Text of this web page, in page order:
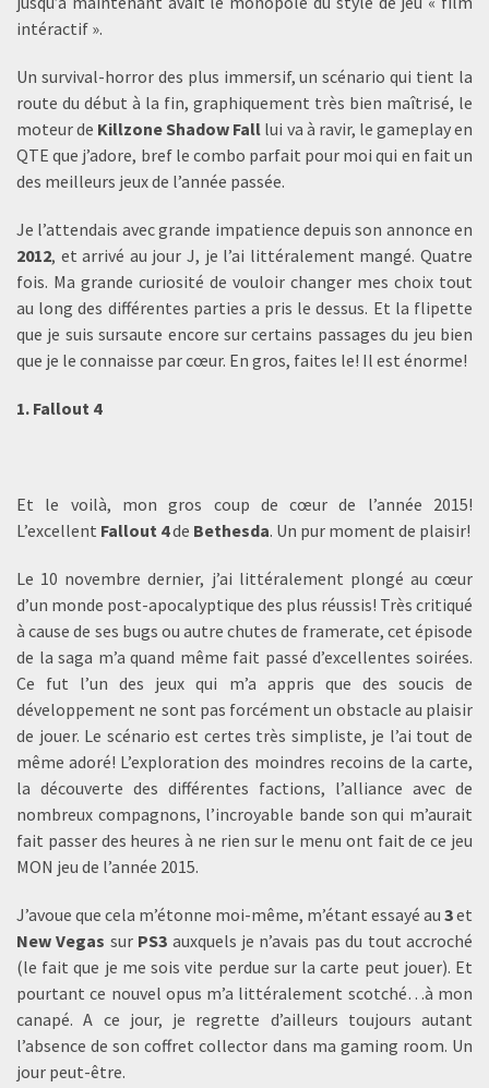
intéractif ».
Un survival-horror des plus immersif, un scénario qui tient la
route du début à la fin, graphiquement très bien maîtrisé, le
moteur de Killzone Shadow Fall lui va à ravir, le gameplay en
QTE que j’adore, bref le combo parfait pour moi qui en fait un
des meilleurs jeux de l’année passée.
Je l’attendais avec grande impatience depuis son annonce en
2012, et arrivé au jour J, je l’ai littéralement mangé. Quatre
fois. Ma grande curiosité de vouloir changer mes choix tout
au long des différentes parties a pris le dessus. Et la flipette
que je suis sursaute encore sur certains passages du jeu bien
que je le connaisse par cœur. En gros, faites le! Il est énorme!
1. Fallout 4
Et le voilà, mon gros coup de cœur de l’année 2015!
L’excellent Fallout 4de Bethesda. Un pur moment de plaisir!
Le 10 novembre dernier, j’ai littéralement plongé au cœur
d’un monde post-apocalyptique des plus réussis! Très critiqué
à cause de ses bugs ou autre chutes de framerate, cet épisode
de la saga m’a quand même fait passé d’excellentes soirées.
Ce fut l’un des jeux qui m’a appris que des soucis de
développement ne sont pas forcément un obstacle au plaisir
de jouer. Le scénario est certes très simpliste, je l’ai tout de
même adoré! L’exploration des moindres recoins de la carte,
la découverte des différentes factions, l’alliance avec de
nombreux compagnons, l’incroyable bande son qui m’aurait
fait passer des heures à ne rien sur le menu ont fait de ce jeu
MON jeu de l’année 2015.
J’avoue que cela m’étonne moi-même, m’étant essayé au 3et
New Vegas sur PS3 auxquels je n’avais pas du tout accroché
(le fait que je me sois vite perdue sur la carte peut jouer). Et
pourtant ce nouvel opus m’a littéralement scotché…à mon
canapé. A ce jour, je regrette d’ailleurs toujours autant
l’absence de son coffret collector dans ma gaming room. Un
jour peut-être.